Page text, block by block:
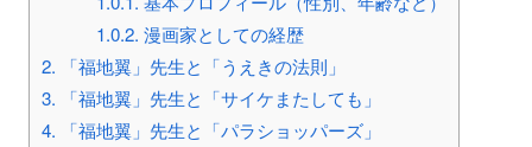
1.0.2. 漫画家としての経歴
2. 「福地翼」先生と「うえきの法則」
3. 「福地翼」先生と「サイケまたしても」
4. 「福地翼」先生と「パラショッパーズ」